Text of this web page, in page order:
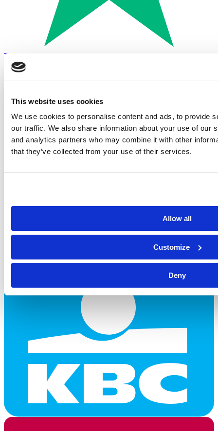
This website uses cookies
We use cookies to personalise content and ads, to provide
our traffic. We also share information about your use of our
and analytics partners who may combine it with other
that they’ve collected from your use of their services.
Allow all
Customize
Deny
Trustpilot
Betalen met: